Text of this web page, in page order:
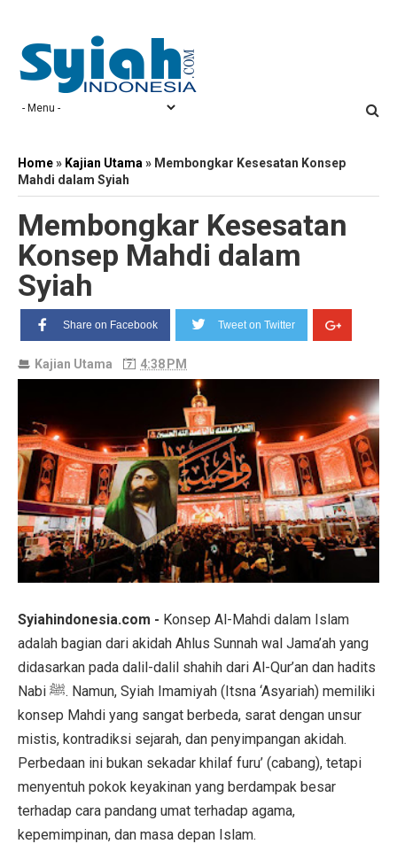
Home» Kajian Utama » Membongkar Kesesatan Konsep
Mahdi dalam Syiah
Membongkar Kesesatan
Konsep Mahdi dalam
Syiah
Share on Facebook Tweet on Twitter
Kajian Utama 4:38 PM
Syiahindonesia.com - Konsep Al-Mahdi dalam Islam
adalah bagian dari akidah Ahlus Sunnah wal Jama’ah yang
didasarkan pada dalil-dalil shahih dari Al-Qur’an dan hadits
Nabi ﷺ. Namun, Syiah Imamiyah (Itsna ‘Asyariah) memiliki
konsep Mahdi yang sangat berbeda, sarat dengan unsur
mistis, kontradiksi sejarah, dan penyimpangan akidah.
Perbedaan ini bukan sekadar khilaf furu’ (cabang), tetapi
menyentuh pokok keyakinan yang berdampak besar
terhadap cara pandang umat terhadap agama,
kepemimpinan, dan masa depan Islam.